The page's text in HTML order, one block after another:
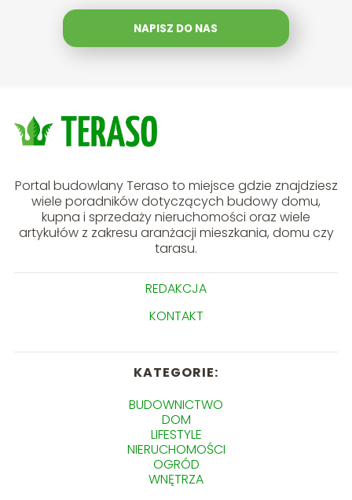
NAPISZ DO NAS
Portal budowlany Teraso to miejsce gdzie znajdziesz
wiele poradników dotyczących budowy domu,
kupna i sprzedaży nieruchomości oraz wiele
artykułów z zakresu aranżacji mieszkania, domu czy
tarasu.
REDAKCJA
KONTAKT
KATEGORIE:
BUDOWNICTWO
DOM
LIFESTYLE
NIERUCHOMOŚCI
OGRÓD
WNĘTRZA